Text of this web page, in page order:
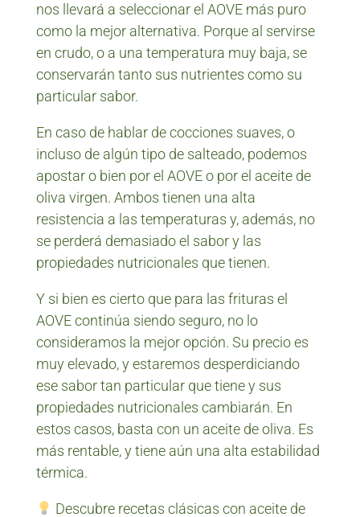
nos llevará a seleccionar el AOVE más puro
como la mejor alternativa. Porque al servirse
en crudo, o a una temperatura muy baja, se
conservarán tanto sus nutrientes como su
particular sabor.
En caso de hablar de cocciones suaves, o
incluso de algún tipo de salteado, podemos
apostar o bien por el AOVE o por el aceite de
oliva virgen. Ambos tienen una alta
resistencia a las temperaturas y, además, no
se perderá demasiado el sabor y las
propiedades nutricionales que tienen.
Y si bien es cierto que para las frituras el
AOVE continúa siendo seguro, no lo
consideramos la mejor opción. Su precio es
muy elevado, y estaremos desperdiciando
ese sabor tan particular que tiene y sus
propiedades nutricionales cambiarán. En
estos casos, basta con un aceite de oliva. Es
más rentable, y tiene aún una alta estabilidad
térmica.
Descubre recetas clásicas con aceite de